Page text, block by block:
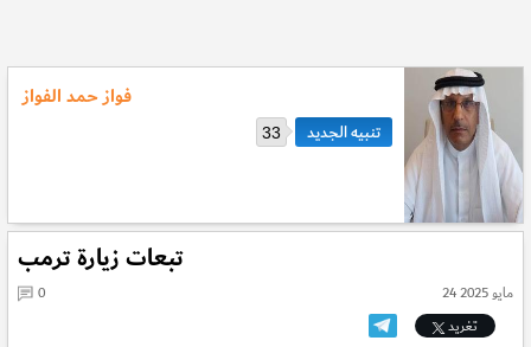
فواز حمد الفواز
33
تبعات زيارة ترمب
24 مايو 2025
0
تغريد